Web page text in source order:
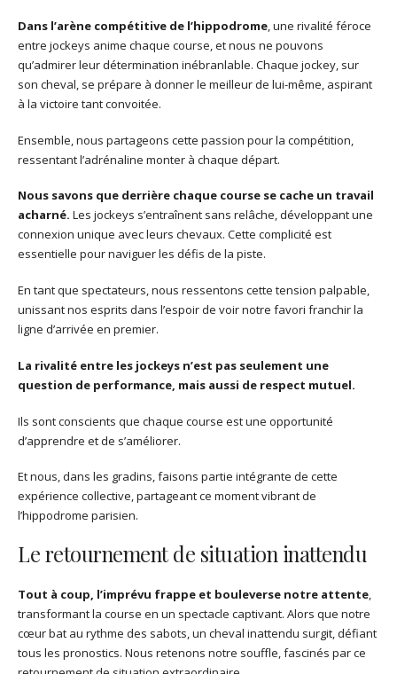
Dans l’arène compétitive de l’hippodrome, une rivalité féroce
entre jockeys anime chaque course, et nous ne pouvons
qu’admirer leur détermination inébranlable. Chaque jockey, sur
son cheval, se prépare à donner le meilleur de lui-même, aspirant
à la victoire tant convoitée.
Ensemble, nous partageons cette passion pour la compétition,
ressentant l’adrénaline monter à chaque départ.
Nous savons que derrière chaque course se cache un travail
acharné. Les jockeys s’entraînent sans relâche, développant une
connexion unique avec leurs chevaux. Cette complicité est
essentielle pour naviguer les défis de la piste.
En tant que spectateurs, nous ressentons cette tension palpable,
unissant nos esprits dans l’espoir de voir notre favori franchir la
ligne d’arrivée en premier.
La rivalité entre les jockeys n’est pas seulement une
question de performance, mais aussi de respect mutuel.
Ils sont conscients que chaque course est une opportunité
d’apprendre et de s’améliorer.
Et nous, dans les gradins, faisons partie intégrante de cette
expérience collective, partageant ce moment vibrant de
l’hippodrome parisien.
Le retournement de situation inattendu
Tout à coup, l’imprévu frappe et bouleverse notre attente,
transformant la course en un spectacle captivant. Alors que notre
cœur bat au rythme des sabots, un cheval inattendu surgit, défiant
tous les pronostics. Nous retenons notre souffle, fascinés par ce